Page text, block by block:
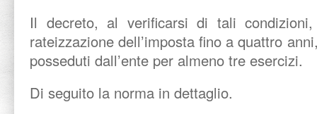
Il decreto, al verificarsi di tali
rateizzazione dell’imposta fino a quattro
posseduti dall’ente per almeno tre esercizi.
Di seguito la norma in dettaglio.